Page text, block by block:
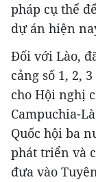
pháp cụ thể
dự án hiện
Đối với Lào,
cảng số 1, 2,
cho Hội nghị
Campuchia-
Quốc hội ba
phát triển và
đưa vào